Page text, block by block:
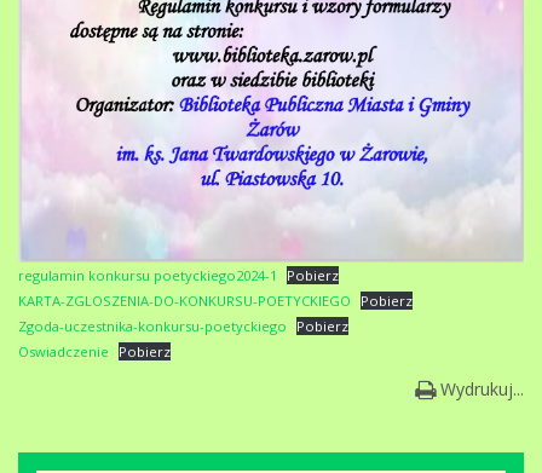
regulamin konkursu poetyckiego2024-1
Pobierz
KARTA-ZGLOSZENIA-DO-KONKURSU-POETYCKIEGO
Pobierz
Zgoda-uczestnika-konkursu-poetyckiego
Pobierz
Oswiadczenie
Pobierz
Wydrukuj...